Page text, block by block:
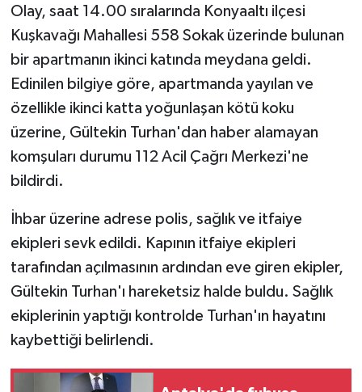
Olay, saat 14.00 sıralarında Konyaaltı ilçesi
Kuşkavağı Mahallesi 558 Sokak üzerinde bulunan
bir apartmanın ikinci katında meydana geldi.
Edinilen bilgiye göre, apartmanda yayılan ve
özellikle ikinci katta yoğunlaşan kötü koku
üzerine, Gültekin Turhan'dan haber alamayan
komşuları durumu 112 Acil Çağrı Merkezi'ne
bildirdi.
İhbar üzerine adrese polis, sağlık ve itfaiye
ekipleri sevk edildi. Kapının itfaiye ekipleri
tarafından açılmasının ardından eve giren ekipler,
Gültekin Turhan'ı hareketsiz halde buldu. Sağlık
ekiplerinin yaptığı kontrolde Turhan'ın hayatını
kaybettiği belirlendi.